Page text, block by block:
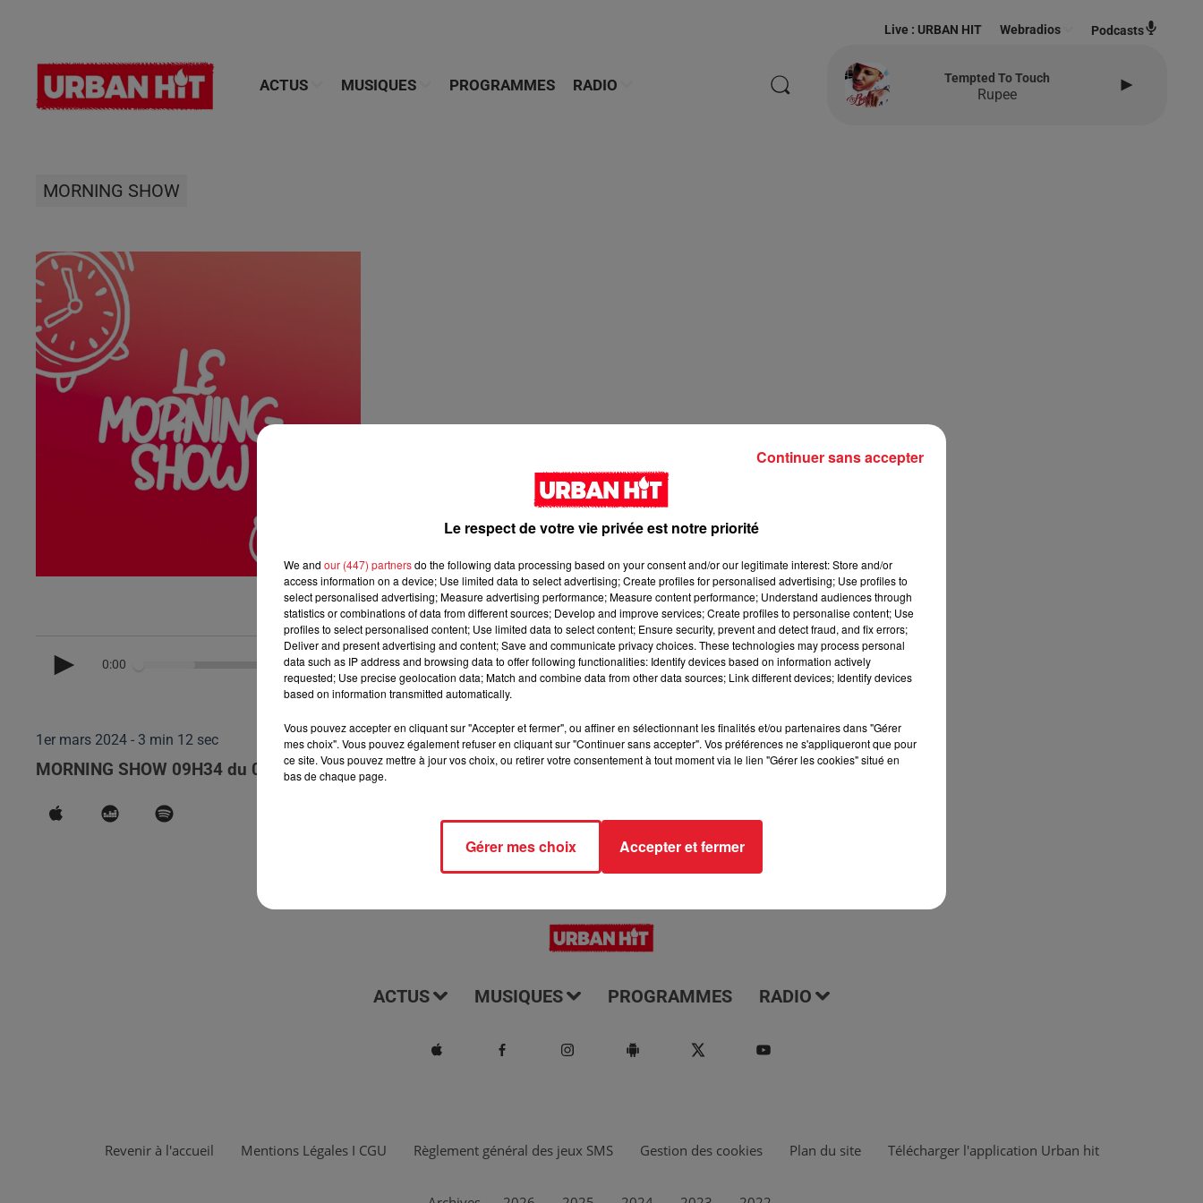
ACTUS MUSIQUES PROGRAMMES RADIO
Live : URBAN HIT Webradios Podcasts
Tempted To Touch
Rupee
MORNING SHOW
0:00 3 min 12 sec
1er mars 2024 - 3 min 12 sec
MORNING SHOW 09H34 du 01.03.2024
ACTUS MUSIQUES PROGRAMMES RADIO
Revenir à l'accueil Mentions Légales I CGU Règlement général des jeux SMS Gestion des cookies Plan du site Télécharger l'application Urban hit
Le respect de votre vie privée est notre priorité
We and our (447) partnersdo the following data processing based on your consent and/or our legitimate interest: Store and/or
access information on a device; Use limited data to select advertising; Create profiles for personalised advertising; Use profiles to
select personalised advertising; Measure advertising performance; Measure content performance; Understand audiences through
statistics or combinations of data from different sources; Develop and improve services; Create profiles to personalise content; Use
profiles to select personalised content; Use limited data to select content; Ensure security, prevent and detect fraud, and fix errors;
Deliver and present advertising and content; Save and communicate privacy choices. These technologies may process personal
data such as IP address and browsing data to offer following functionalities: Identify devices based on information actively
requested; Use precise geolocation data; Match and combine data from other data sources; Link different devices; Identify devices
based on information transmitted automatically.
Vous pouvez accepter en cliquant sur "Accepter et fermer", ou affiner en sélectionnant les finalités et/ou partenaires dans "Gérer
mes choix". Vous pouvez également refuser en cliquant sur "Continuer sans accepter". Vos préférences ne s'appliqueront que pour
ce site. Vous pouvez mettre à jour vos choix, ou retirer votre consentement à tout moment via le lien "Gérer les cookies" situé en
bas de chaque page.
Gérer mes choix Accepter et fermer
Continuer sans accepter